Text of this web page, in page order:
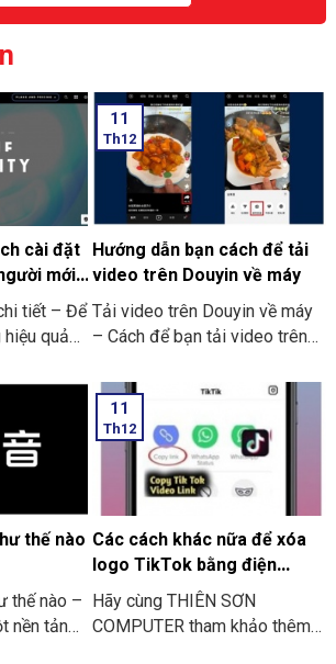
cài đặt
mới
tiết – Để
quả
công cụ
lập
Để
tốt.
11
Th12
Hướng dẫn bạn cách để tải
video trên Douyin về máy
Tải video trên Douyin về máy
– Cách để bạn tải video trên
thế nào
thế nào –
nền tảng
11
Th12
Các cách khác nữa để xóa
logo TikTok bằng điện
thoại.
Hãy cùng THIÊN SƠN
COMPUTER tham khảo thêm